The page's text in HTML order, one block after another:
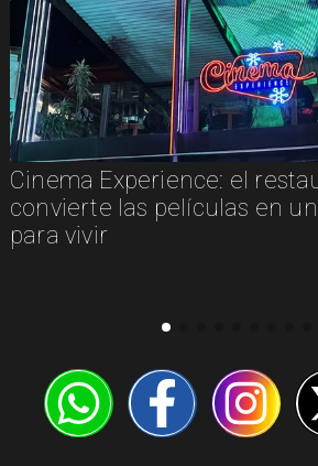
Cinema Experience: el
convierte las películas en
para vivir